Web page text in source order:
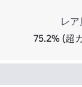
レア
75.2% (超